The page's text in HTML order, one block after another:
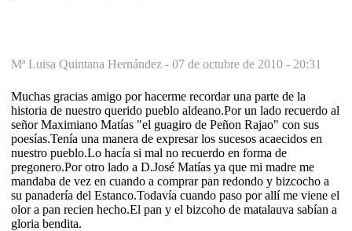
Mª Luisa Quintana Hernández - 07 de octubre de 2010 - 20:31
Muchas gracias amigo por hacerme recordar una parte de la
historia de nuestro querido pueblo aldeano.Por un lado recuerdo al
señor Maximiano Matías "el guagiro de Peñon Rajao" con sus
poesías.Tenía una manera de expresar los sucesos acaecidos en
nuestro pueblo.Lo hacía si mal no recuerdo en forma de
pregonero.Por otro lado a D.José Matías ya que mi madre me
mandaba de vez en cuando a comprar pan redondo y bizcocho a
su panadería del Estanco.Todavía cuando paso por allí me viene el
olor a pan recien hecho.El pan y el bizcoho de matalauva sabían a
gloria bendita.